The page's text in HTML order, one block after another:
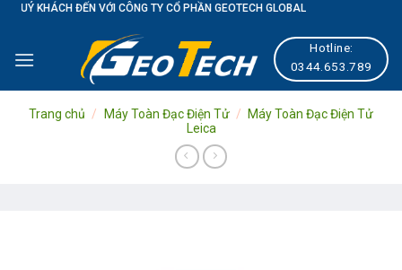
Skip
content
ĐẾN VỚI CÔNG TY CỔ PHẦN GEOTECH GLOBAL
Hotline:
0344.653.789
Trang chủ / Máy Toàn Đạc Điện Tử /
Máy Toàn Đạc Điện Tử
Leica